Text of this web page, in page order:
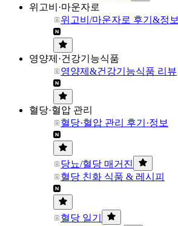
위고비·마운자로
위고비/마운자로 후기&정보
영양제·건강기능식품
영양제&건강기능식품 리뷰
혈당·혈압 관리
혈당·혈압 관리 후기·정보
당뇨/혈당 매거진
혈당 친화 식품 & 레시피
혈당 일기